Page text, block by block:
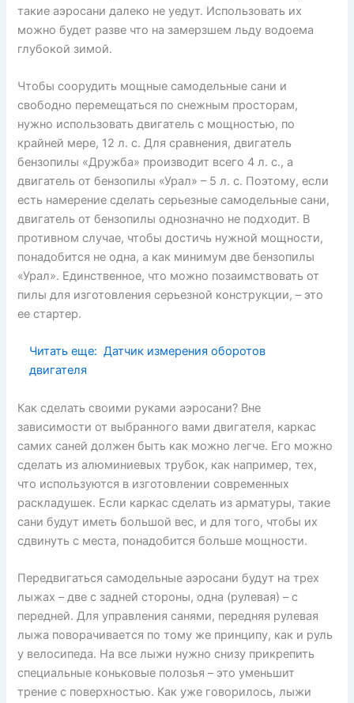
такие аэросани далеко не уедут. Использовать их
можно будет разве что на замерзшем льду водоема
глубокой зимой.
Чтобы соорудить мощные самодельные сани и
свободно перемещаться по снежным просторам,
нужно использовать двигатель с мощностью, по
крайней мере, 12 л. с. Для сравнения, двигатель
бензопилы «Дружба» производит всего 4 л. с., а
двигатель от бензопилы «Урал» – 5 л. с. Поэтому, если
есть намерение сделать серьезные самодельные сани,
двигатель от бензопилы однозначно не подходит. В
противном случае, чтобы достичь нужной мощности,
понадобится не одна, а как минимум две бензопилы
«Урал». Единственное, что можно позаимствовать от
пилы для изготовления серьезной конструкции, – это
ее стартер.
Читать еще: Датчик измерения оборотов
двигателя
Как сделать своими руками аэросани? Вне
зависимости от выбранного вами двигателя, каркас
самих саней должен быть как можно легче. Его можно
сделать из алюминиевых трубок, как например, тех,
что используются в изготовлении современных
раскладушек. Если каркас сделать из арматуры, такие
сани будут иметь большой вес, и для того, чтобы их
сдвинуть с места, понадобится больше мощности.
Передвигаться самодельные аэросани будут на трех
лыжах – две с задней стороны, одна (рулевая) – с
передней. Для управления санями, передняя рулевая
лыжа поворачивается по тому же принципу, как и руль
у велосипеда. На все лыжи нужно снизу прикрепить
специальные коньковые полозья – это уменьшит
трение с поверхностью. Как уже говорилось, лыжи